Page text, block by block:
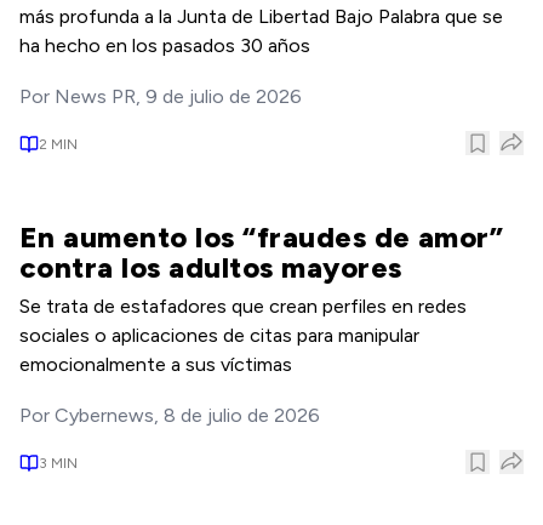
más profunda a la Junta de Libertad Bajo Palabra que se
ha hecho en los pasados 30 años
Por News PR, 9 de julio de 2026
2 MIN
En aumento los “fraudes de amor”
contra los adultos mayores
Se trata de estafadores que crean perfiles en redes
sociales o aplicaciones de citas para manipular
emocionalmente a sus víctimas
Por Cybernews, 8 de julio de 2026
3 MIN